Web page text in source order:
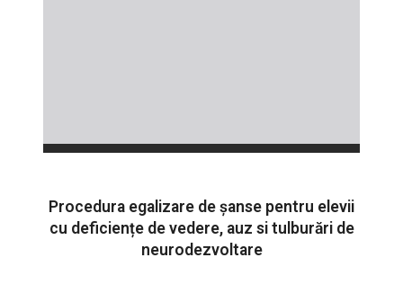
Procedura egalizare de șanse pentru elevii
cu deficiențe de vedere, auz si tulburări de
neurodezvoltare